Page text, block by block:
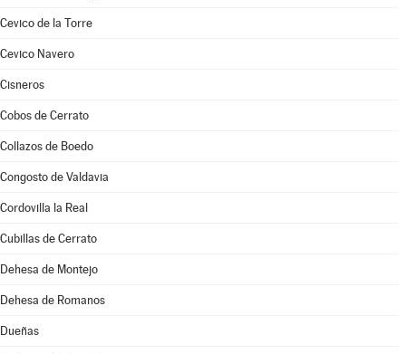
Cevico de la Torre
Cevico Navero
Cisneros
Cobos de Cerrato
Collazos de Boedo
Congosto de Valdavia
Cordovilla la Real
Cubillas de Cerrato
Dehesa de Montejo
Dehesa de Romanos
Dueñas